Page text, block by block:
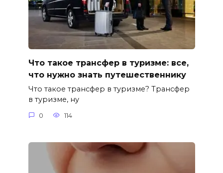
Что такое трансфер в туризме: все,
что нужно знать путешественнику
Что такое трансфер в туризме? Трансфер
в туризме, ну
0 114